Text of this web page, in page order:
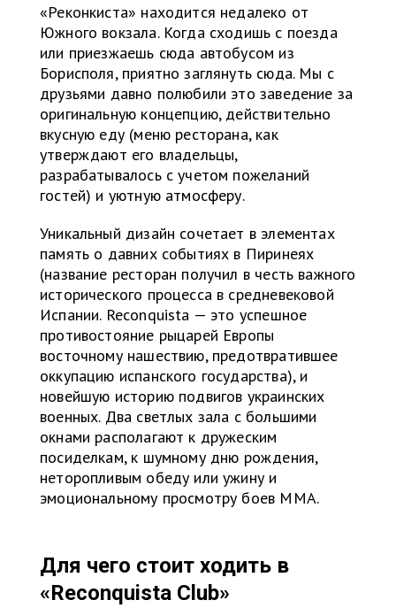
«Реконкиста» находится недалеко от
Южного вокзала. Когда сходишь с поезда
или приезжаешь сюда автобусом из
Борисполя, приятно заглянуть сюда. Мы с
друзьями давно полюбили это заведение за
оригинальную концепцию, действительно
вкусную еду (меню ресторана, как
утверждают его владельцы,
разрабатывалось с учетом пожеланий
гостей) и уютную атмосферу.
Уникальный дизайн сочетает в элементах
память о давних событиях в Пиринеях
(название ресторан получил в честь важного
исторического процесса в средневековой
Испании. Reconquista — это успешное
противостояние рыцарей Европы
восточному нашествию, предотвратившее
оккупацию испанского государства), и
новейшую историю подвигов украинских
военных. Два светлых зала с большими
окнами располагают к дружеским
посиделкам, к шумному дню рождения,
неторопливым обеду или ужину и
эмоциональному просмотру боев ММА.
Для чего стоит ходить в
«Reconquista Club»